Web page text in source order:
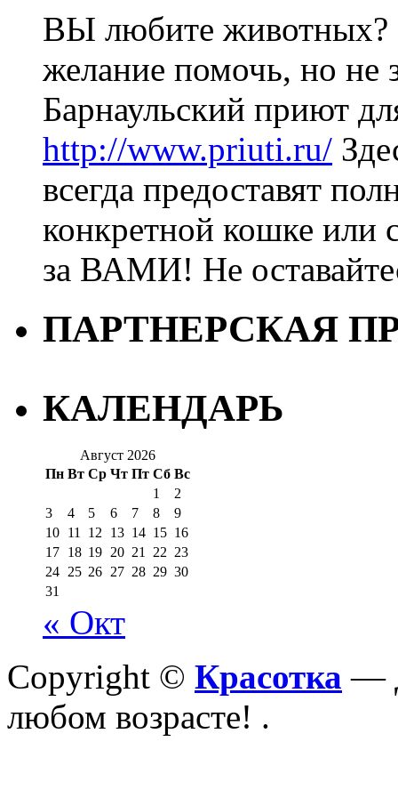
ВЫ любите животных?
желание помочь, но не
Барнаульский приют
http://www.priuti.ru/
всегда предоставят
конкретной кошке или
за ВАМИ! Не
ПАРТНЕРСКАЯ
КАЛЕНДАРЬ
Август 2026
Пн Вт Ср Чт Пт Сб Вс
1
2
3
4 5 6 7 8
9
10 11 12 13 14 15 16
17 18 19 20 21 22 23
24 25 26 27 28 29 30
31
« Окт
Copyright © Красотка —
любом возрасте! .